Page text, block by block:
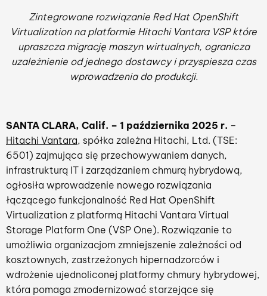
Zintegrowane rozwiązanie Red Hat OpenShift
Virtualization na platformie Hitachi Vantara VSP które
upraszcza migrację maszyn wirtualnych, ogranicza
uzależnienie od jednego dostawcy i przyspiesza czas
wprowadzenia do produkcji.
SANTA CLARA, Calif. – 1 października 2025 r. –
Hitachi Vantara, spółka zależna Hitachi, Ltd. (TSE:
6501) zajmująca się przechowywaniem danych,
infrastrukturą IT i zarządzaniem chmurą hybrydową,
ogłosiła wprowadzenie nowego rozwiązania
łączącego funkcjonalność Red Hat OpenShift
Virtualization z platformą Hitachi Vantara Virtual
Storage Platform One (VSP One). Rozwiązanie to
umożliwia organizacjom zmniejszenie zależności od
kosztownych, zastrzeżonych hipernadzorców i
wdrożenie ujednoliconej platformy chmury hybrydowej,
która pomaga zmodernizować starzejące się